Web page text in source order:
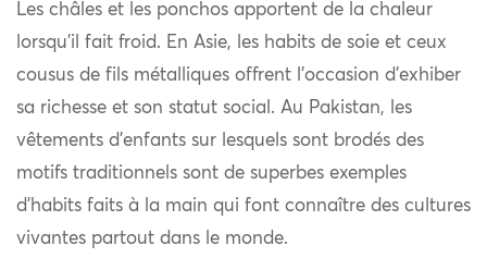
Les châles et les ponchos apportent de la chaleur
lorsqu’il fait froid. En Asie, les habits de soie et ceux
cousus de fils métalliques offrent l’occasion d’exhiber
sa richesse et son statut social. Au Pakistan, les
vêtements d’enfants sur lesquels sont brodés des
motifs traditionnels sont de superbes exemples
d’habits faits à la main qui font connaître des cultures
vivantes partout dans le monde.